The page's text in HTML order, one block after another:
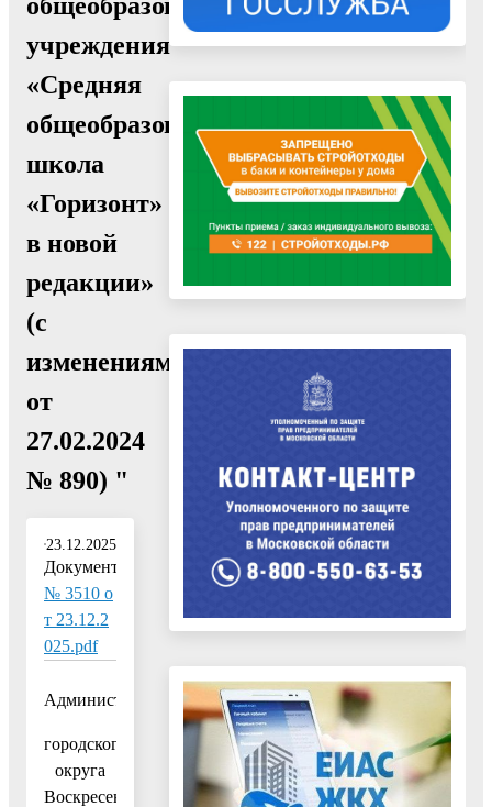
учреждения
«Средняя
общеобразовательная
школа
«Горизонт»
в новой
редакции»
(с
изменениями
от
27.02.2024
№ 890) "
23.12.2025
Документ:
№ 3510 о
т 23.12.2
025.pdf
Администрация
городского
округа
Воскресенск